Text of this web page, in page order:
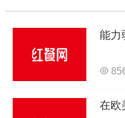
能力
在欧